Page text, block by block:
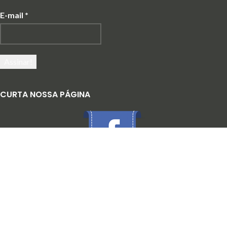
E-mail *
CURTA NOSSA PÁGINA